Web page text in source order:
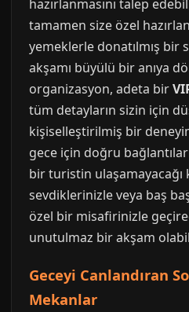
hazırlanmasını talep
tamamen size özel
yemeklerle donatılmış bir
akşamı büyülü bir anıya
organizasyon, adeta bir
tüm detayların sizin için
kişiselleştirilmiş bir
gece için doğru
bir turistin ulaşamayacağı
sevdiklerinizle veya baş
özel bir misafirinizle
unutulmaz bir akşam
Geceyi Canlandıran
Mekanlar